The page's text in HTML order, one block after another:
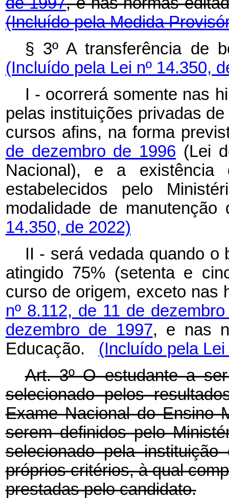
(Incluído pela Medida
§ 3º A transferência de
(Incluído pela Lei nº 14.350,
I - ocorrerá somente nas
pelas instituições privadas
cursos afins, na forma
de dezembro de 1996 (Lei
Nacional), e a existência
estabelecidos pelo
modalidade de manutenção
14.350, de 2022)
II - será vedada quando o
atingido 75% (setenta e
curso de origem, exceto
nº 8.112, de 11 de
dezembro de 1997, e nas
Educação.
(Incluído pela
Art. 3º O estudante a
selecionado pelos
Exame Nacional do Ensino
serem definidos pelo
selecionado pela
próprios critérios, à qual
prestadas pelo candidato.